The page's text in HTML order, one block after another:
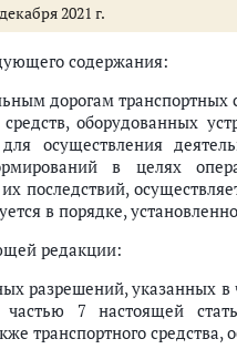
2021 г.
содержания:
дорогам транспортных
оборудованных
осуществления
в целях
последствий,
в порядке,
редакции:
разрешений, указанных в
7 настоящей
транспортного